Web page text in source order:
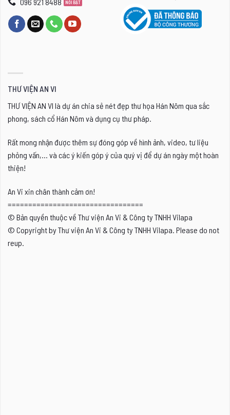
chọn
trang
phẩm
THƯ VIỆN AN VI
THƯ VIỆN AN VI là dự án chia sẻ nét đẹp thư họa Hán Nôm qua sắc
phong, sách cổ Hán Nôm và dụng cụ thư pháp.
Rất mong nhận được thêm sự đóng góp về hình ảnh, video, tư liệu
phỏng vấn,... và các ý kiến góp ý của quý vị để dự án ngày một hoàn
thiện!
An Vi xin chân thành cảm ơn!
=================================
© Bản quyền thuộc về Thư viện An Vi & Công ty TNHH Vilapa
© Copyright by Thư viện An Vi & Công ty TNHH Vilapa. Please do not
reup.